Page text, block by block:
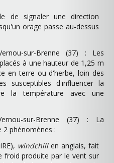
de signaler une direction
orage passe au-dessus
sur-Brenne (37) : Les
à une hauteur de 1,25 m
en terre ou d'herbe, loin des
susceptibles d'influencer la
la température avec une
sur-Brenne (37) : La
phénomènes :
windchillen anglais, fait
froid produite par le vent sur